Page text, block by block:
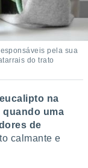
pela sua
do trato
na
quando uma
de
calmante e